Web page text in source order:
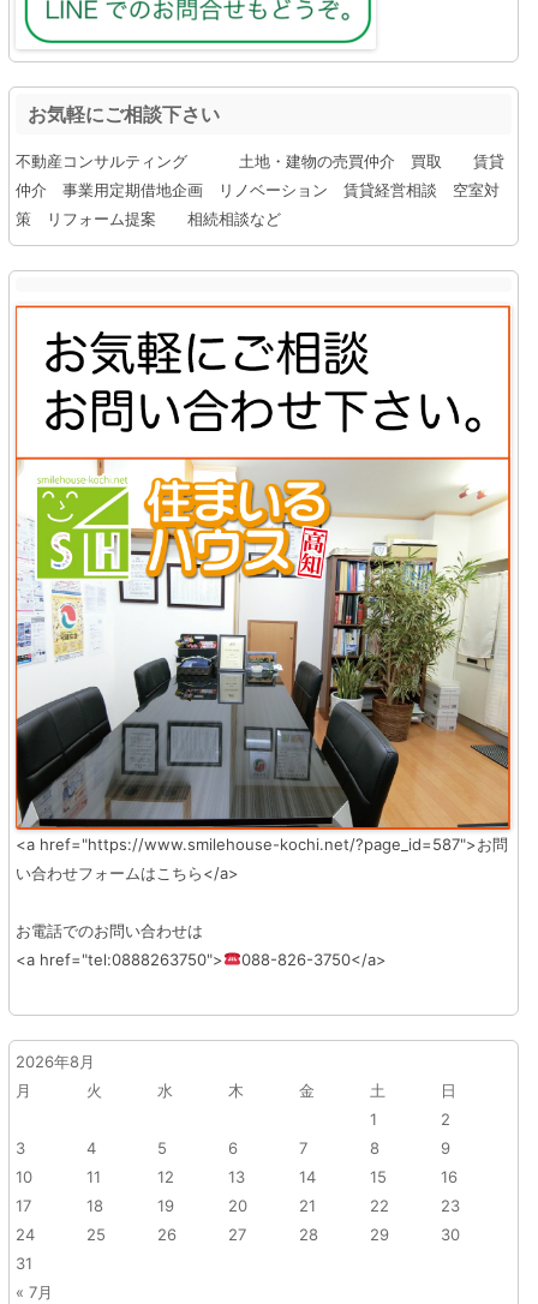
お気軽にご相談下さい
不動産コンサルティング 土地・建物の売買仲介 買取 賃貸
仲介 事業用定期借地企画 リノベーション 賃貸経営相談 空室対
策 リフォーム提案 相続相談など
<a href="https://www.smilehouse-kochi.net/?page_id=587">お問
い合わせフォームはこちら</a>
お電話でのお問い合わせは
<a href="tel:0888263750">
088-826-3750</a>
2026年8月
月
火 水 木 金 土
日
1
2
3
4 5 6 7 8
9
10
11 12 13 14 15
16
17
18 19 20 21 22
23
24
25 26 27 28 29
30
31
« 7月